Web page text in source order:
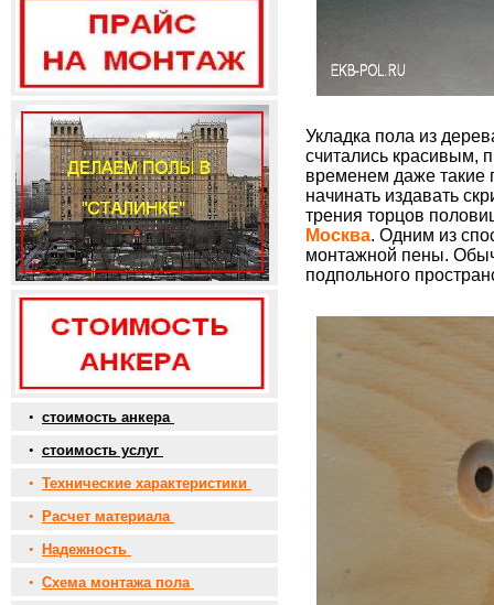
• стоимость анкера
• стоимость услуг
• Технические характеристики
•
Расчет материала
•
Надежность
• Схема монтажа пола
Укладка пола из
считались красивым,
временем даже такие
начинать издавать
трения торцов
Москва. Одним из
монтажной пены.
подпольного